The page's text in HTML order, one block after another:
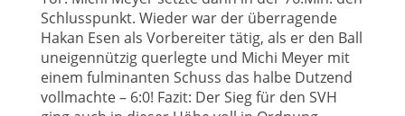
Schlusspunkt. Wieder war der überragende
Hakan Esen als Vorbereiter tätig, als er den Ball
uneigennützig querlegte und Michi Meyer mit
einem fulminanten Schuss das halbe Dutzend
vollmachte – 6:0! Fazit: Der Sieg für den SVH